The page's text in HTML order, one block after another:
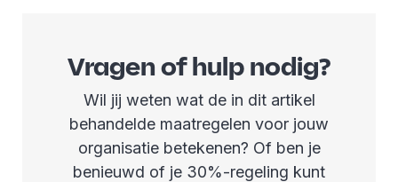
Vragen of hulp nodig?
Wil jij weten wat de in dit artikel
behandelde maatregelen voor jouw
organisatie betekenen? Of ben je
benieuwd of je 30%-regeling kunt